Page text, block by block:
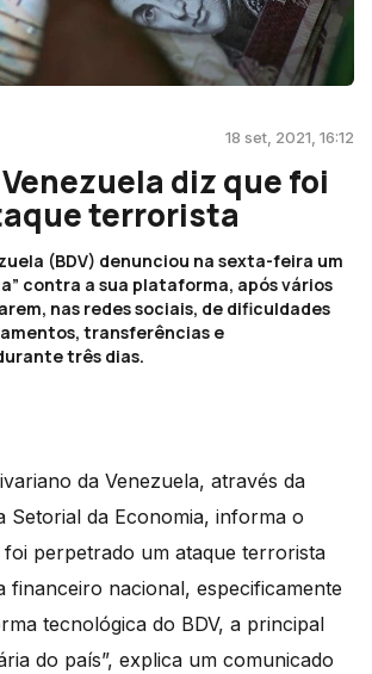
18 set, 2021, 16:12
diz que foi
terrorista
(BDV) denunciou na sexta-feira um
contra a sua plataforma, após vários
nas redes sociais, de dificuldades
transferências e
três dias.
da Venezuela, através da
Setorial da Economia, informa o
perpetrado um ataque terrorista
financeiro nacional, especificamente
tecnológica do BDV, a principal
do país”, explica um comunicado